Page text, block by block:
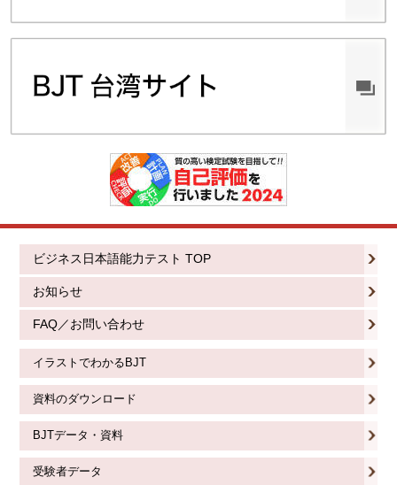
ビジネス日本語能力テスト TOP
お知らせ
FAQ／お問い合わせ
イラストでわかるBJT
資料のダウンロード
BJTデータ・資料
受験者データ